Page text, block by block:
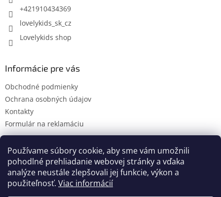
Používame súbory cookie, aby sme vám umožnili
pohodlné prehliadanie webovej stránky a vďaka
analýze neustále zlepšovali jej funkcie, výkon a
použiteľnosť. Viac informácií
+421910434369
lovelykids_sk_cz
Lovelykids shop
Informácie pre vás
Obchodné podmienky
Ochrana osobných údajov
Kontakty
Formulár na reklamáciu
Kontakty Novinky